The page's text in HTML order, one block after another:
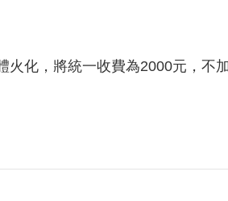
化，將統一收費為2000元，不